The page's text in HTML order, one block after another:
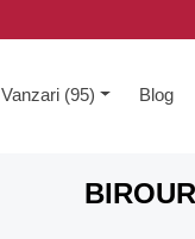
Vanzari (95) Blog